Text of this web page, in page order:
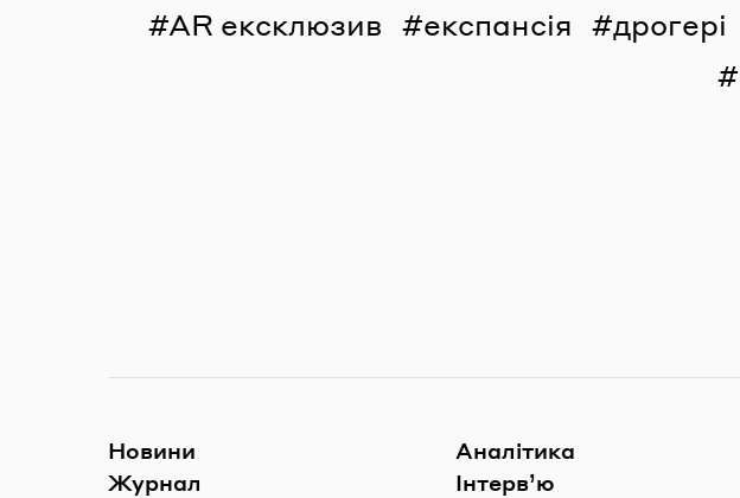
AR ексклюзив
експансія дрогері
Новини
Журнал
Аналітика
Інтерв’ю